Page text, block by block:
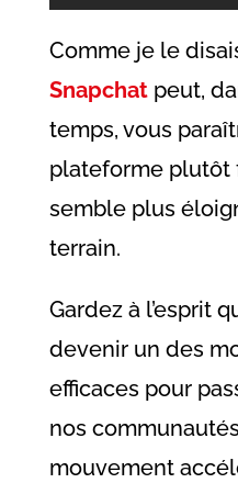
Comme je le
Snapchatpeut,
temps, vous
plateforme plutôt
semble plus
terrain.
Gardez à l’esprit
devenir un des
efficaces pour
nos
mouvement